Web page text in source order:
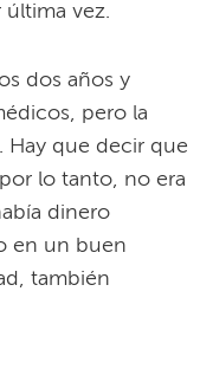
última vez.
dos años y
pero la
Hay que decir que
lo tanto, no era
dinero
en un buen
también